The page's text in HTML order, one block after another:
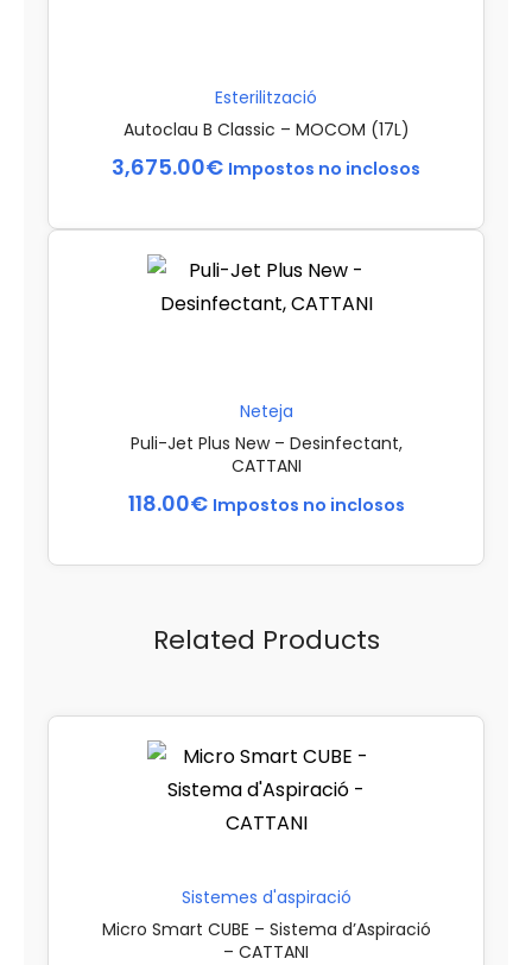
Esterilització
Autoclau B Classic – MOCOM (17L)
3,675.00€ Impostos no inclosos
Neteja
Puli-Jet Plus New – Desinfectant,
CATTANI
118.00€ Impostos no inclosos
Related Products
Sistemes d'aspiració
Micro Smart CUBE – Sistema d’Aspiració
– CATTANI